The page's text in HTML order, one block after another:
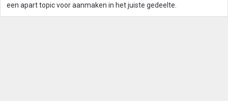
een apart topic voor aanmaken in het juiste gedeelte.